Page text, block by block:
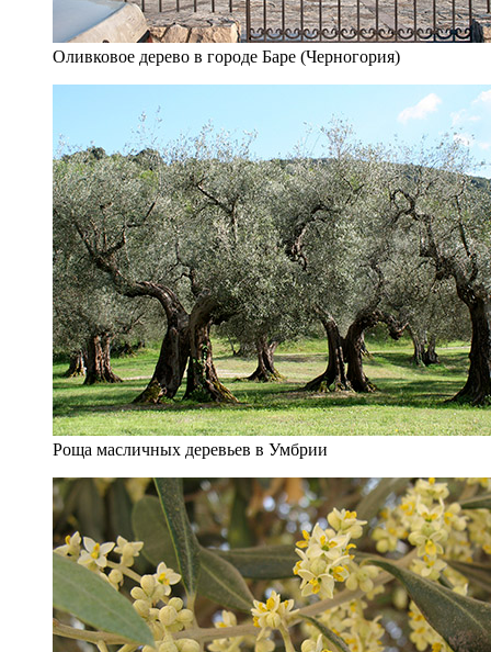
Оливковое дерево в городе Баре (Черногория)
Роща масличных деревьев в Умбрии